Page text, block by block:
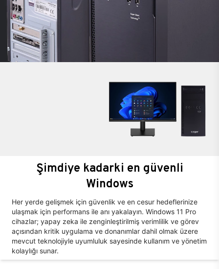
Şimdiye kadarki en güvenli
Windows
Her yerde gelişmek için güvenlik ve en cesur hedeflerinize
ulaşmak için performans ile anı yakalayın. Windows 11 Pro
cihazlar; yapay zeka ile zenginleştirilmiş verimlilik ve görev
açısından kritik uygulama ve donanımlar dahil olmak üzere
mevcut teknolojiyle uyumluluk sayesinde kullanım ve yönetim
kolaylığı sunar.